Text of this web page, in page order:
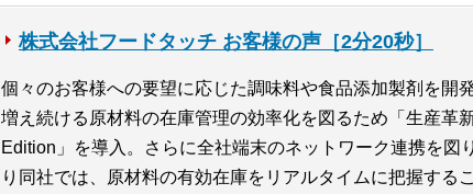
株式会社フードタッチ お客様の声［2分20秒］
個々のお客様への要望に応じた調味料や食品添加製剤を開
増え続ける原材料の在庫管理の効率化を図るため「生産革
Edition」を導入。さらに全社端末のネットワーク連携を図
り同社では、原材料の有効在庫をリアルタイムに把握する